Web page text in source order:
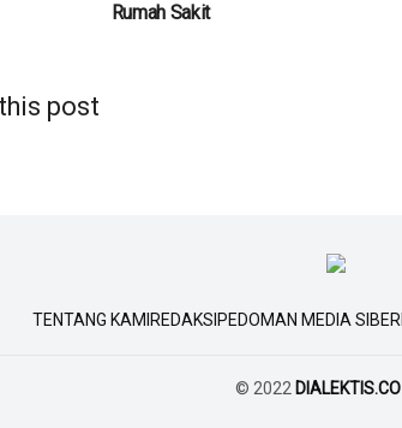
Rumah Sakit
post
TENTANG KAMI REDAKSI PEDOMAN MEDIA SIBER
© 2022 DIALEKTIS.CO